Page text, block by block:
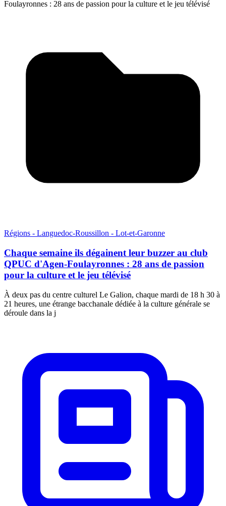
Régions - Languedoc-Roussillon - Lot-et-Garonne
Chaque semaine ils dégainent leur buzzer au club
QPUC d'Agen-Foulayronnes : 28 ans de passion
pour la culture et le jeu télévisé
À deux pas du centre culturel Le Galion, chaque mardi de 18 h 30 à
21 heures, une étrange bacchanale dédiée à la culture générale se
déroule dans la j